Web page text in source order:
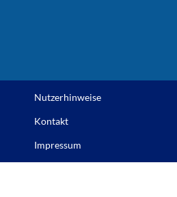
Nutzerhinweise
Kontakt
Impressum